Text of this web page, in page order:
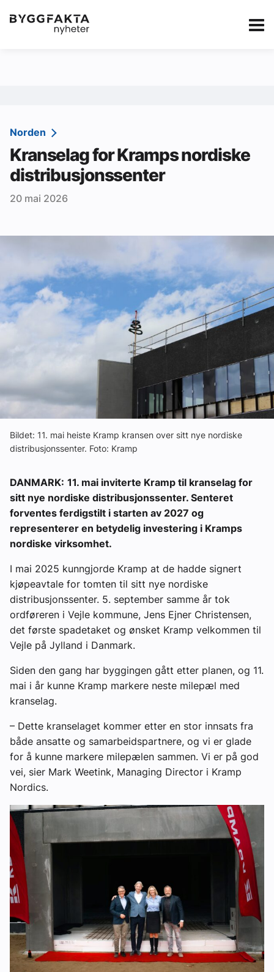
Kategorier Jobbmarkedet Annonsere i
Redaksjonen
Om Byggfakta
Annonsere
Ledige stillinger
eBlad
Bransjekommentar
Nyheter
Norden
Kranselag for Kramps nordiske
distribusjonssenter
20 mai 2026
Bildet: 11. mai heiste Kramp kransen over sitt nye nordiske
distribusjonssenter. Foto: Kramp
DANMARK: 11. mai inviterte Kramp til kranselag for
sitt nye nordiske distribusjonssenter. Senteret
forventes ferdigstilt i starten av 2027 og
representerer en betydelig investering i Kramps
nordiske virksomhet.
I mai 2025 kunngjorde Kramp at de hadde signert
kjøpeavtale for tomten til sitt nye nordiske
distribusjonssenter. 5. september samme år tok
ordføreren i Vejle kommune, Jens Ejner Christensen,
det første spadetaket og ønsket Kramp velkommen til
Vejle på Jylland i Danmark.
Siden den gang har byggingen gått etter planen, og 11.
mai i år kunne Kramp markere neste milepæl med
kranselag.
– Dette kranselaget kommer etter en stor innsats fra
både ansatte og samarbeidspartnere, og vi er glade
for å kunne markere milepælen sammen. Vi er på god
vei, sier Mark Weetink, Managing Director i Kramp
Nordics.